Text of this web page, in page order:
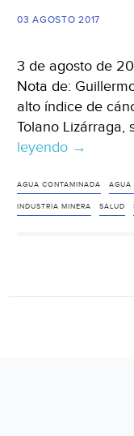
03 AGOSTO 2017
3 de agosto de
Nota de:
alto índice de
Tolano Lizárraga,
leyendo Cananea:
de
→
AGUA CONTAMINADA AGUA
INDUSTRIA MINERA SALUD